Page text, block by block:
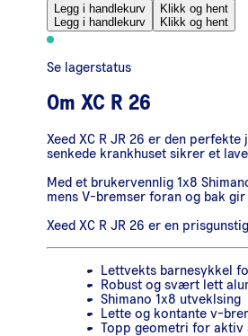
Legg i handlekurv
Legg i handlekurv
Klikk og hent
Klikk og hent
Se lagerstatus
Om XC R 26
Xeed XC R JR 26 er den
senkede krankhuset sikrer et
Med et brukervennlig 1x8
mens V-bremser foran og bak
Xeed XC R JR 26 er en
Lettvekts barnesykkel
Robust og svært lett
Shimano 1x8 utveklsing
Lette og kontante v-
Topp geometri for aktiv